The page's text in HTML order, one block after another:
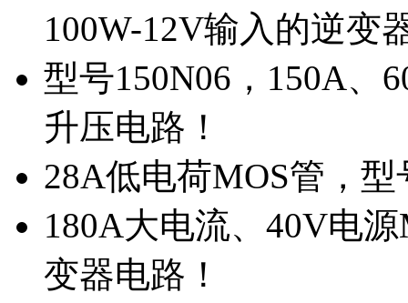
100W-12V输入的逆变
型号150N06，150A、
升压电路！
28A低电荷MOS管，
180A大电流、40V电
变器电路！